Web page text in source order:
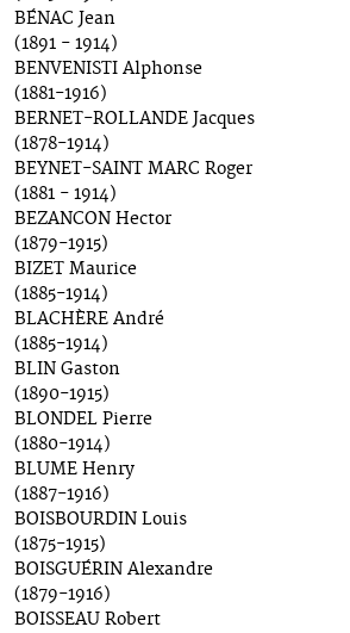
BÉNAC Jean
(1891 - 1914)
BENVENISTI Alphonse
(1881-1916)
BERNET-ROLLANDE Jacques
(1878-1914)
BEYNET-SAINT MARC Roger
(1881 - 1914)
BEZANCON Hector
(1879-1915)
BIZET Maurice
(1885-1914)
BLACHÈRE André
(1885-1914)
BLIN Gaston
(1890-1915)
BLONDEL Pierre
(1880-1914)
BLUME Henry
(1887-1916)
BOISBOURDIN Louis
(1875-1915)
BOISGUÉRIN Alexandre
(1879-1916)
BOISSEAU Robert